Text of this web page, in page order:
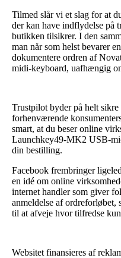
Tilmed slår vi et slag for at
der kan have indflydelse på
butikken tilsikrer. I den
man når som helst bevarer
dokumentere ordren af
midi-keyboard, uafhængig
Trustpilot byder på helt
forhenværende
smart, at du beser online
Launchkey49-MK2 USB-
din bestilling.
Facebook frembringer
en idé om online
internet handler som giver
anmeldelse af ordreforløbet,
til at afveje hvor tilfredse
Websitet finansieres af